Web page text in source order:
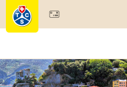
Societariato & prestazioni